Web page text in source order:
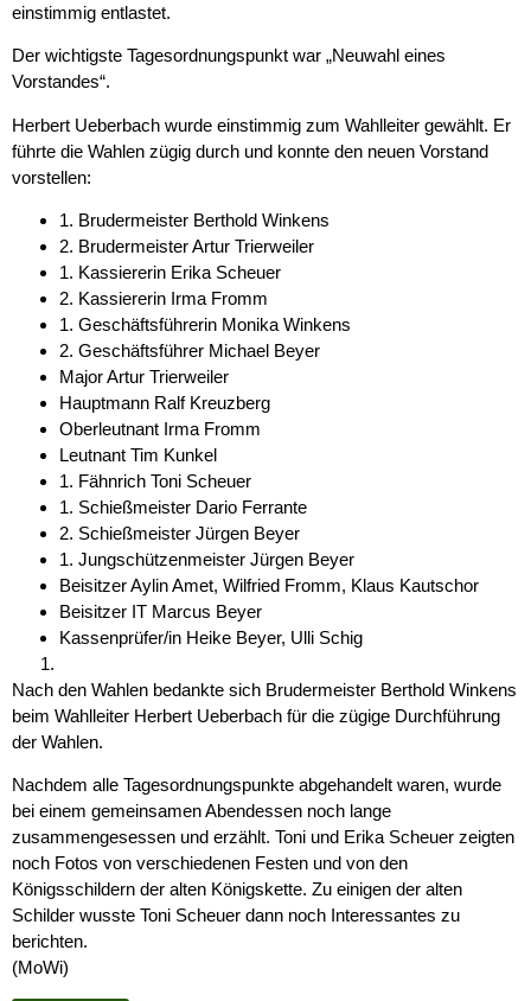
einstimmig entlastet.
Der wichtigste Tagesordnungspunkt war „Neuwahl eines
Vorstandes“.
Herbert Ueberbach wurde einstimmig zum Wahlleiter gewählt. Er
führte die Wahlen zügig durch und konnte den neuen Vorstand
vorstellen:
1. Brudermeister Berthold Winkens
2. Brudermeister Artur Trierweiler
1. Kassiererin Erika Scheuer
2. Kassiererin Irma Fromm
1. Geschäftsführerin Monika Winkens
2. Geschäftsführer Michael Beyer
Major Artur Trierweiler
Hauptmann Ralf Kreuzberg
Oberleutnant Irma Fromm
Leutnant Tim Kunkel
1. Fähnrich Toni Scheuer
1. Schießmeister Dario Ferrante
2. Schießmeister Jürgen Beyer
1. Jungschützenmeister Jürgen Beyer
Beisitzer Aylin Amet, Wilfried Fromm, Klaus Kautschor
Beisitzer IT Marcus Beyer
Kassenprüfer/in Heike Beyer, Ulli Schig
Nach den Wahlen bedankte sich Brudermeister Berthold Winkens
beim Wahlleiter Herbert Ueberbach für die zügige Durchführung
der Wahlen.
Nachdem alle Tagesordnungspunkte abgehandelt waren, wurde
bei einem gemeinsamen Abendessen noch lange
zusammengesessen und erzählt. Toni und Erika Scheuer zeigten
noch Fotos von verschiedenen Festen und von den
Königsschildern der alten Königskette. Zu einigen der alten
Schilder wusste Toni Scheuer dann noch Interessantes zu
berichten.
(MoWi)